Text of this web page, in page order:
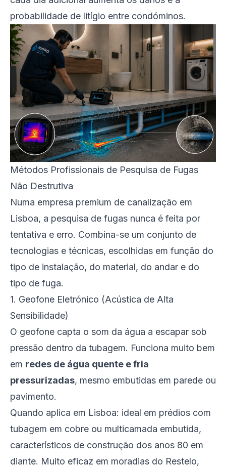
probabilidade de litígio entre condóminos.
Métodos Profissionais de Pesquisa de Fugas
Não Destrutiva
Numa empresa premium de canalização em
Lisboa, a pesquisa de fugas nunca é feita por
tentativa e erro. Combina-se um conjunto de
tecnologias e técnicas, escolhidas em função do
tipo de instalação, do material, do andar e do
tipo de fuga.
1. Geofone Eletrónico (Acústica de Alta
Sensibilidade)
O geofone capta o som da água a escapar sob
pressão dentro da tubagem. Funciona muito bem
em redes de água quente e fria
pressurizadas, mesmo embutidas em parede ou
pavimento.
Quando aplica em Lisboa: ideal em prédios com
tubagem em cobre ou multicamada embutida,
característicos de construção dos anos 80 em
diante. Muito eficaz em moradias do Restelo,